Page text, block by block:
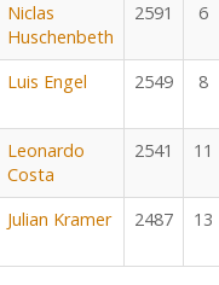
Niclas
Huschenbeth
2591 6
Luis Engel 2549 8
Leonardo
Costa
2541 11
Julian Kramer 2487 13